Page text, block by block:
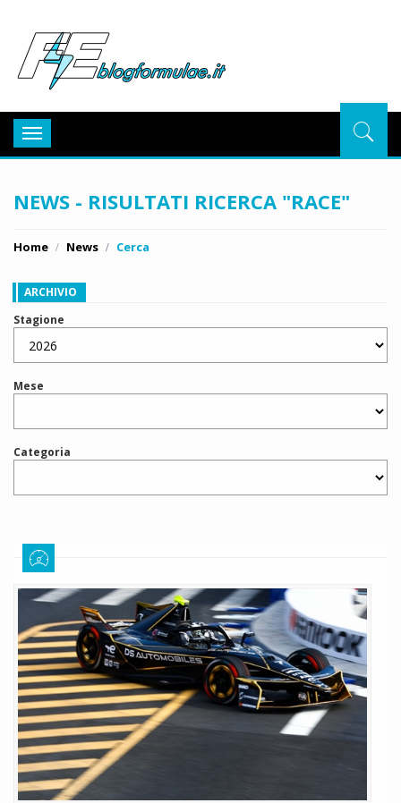
Toggle
navigation
NEWS - RISULTATI RICERCA "RACE"
Home News Cerca
ARCHIVIO
Stagione
Mese
Categoria